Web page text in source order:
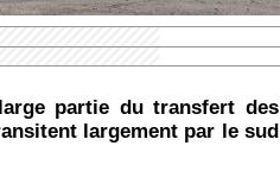
partie du transfert des
largement par le sud